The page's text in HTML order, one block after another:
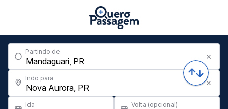
Partindo de
Indo para
Ida Volta (opcional)